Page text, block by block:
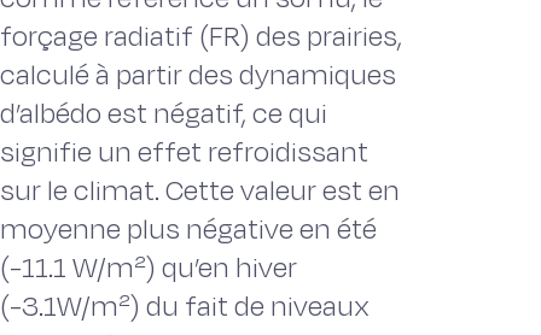
forçage radiatif (FR) des prairies,
calculé à partir des dynamiques
d’albédo est négatif, ce qui
signifie un effet refroidissant
sur le climat. Cette valeur est en
moyenne plus négative en été
(-11.1 W/m²) qu’en hiver
(-3.1W/m²) du fait de niveaux